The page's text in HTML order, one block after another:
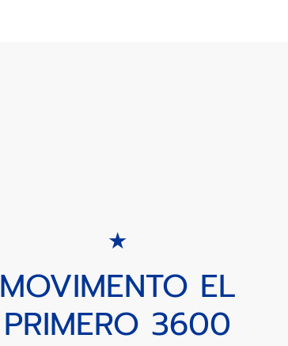
MOVIMENTO EL
PRIMERO 3600